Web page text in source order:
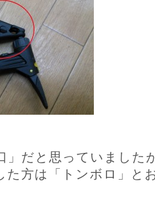
」だと思っていました
た方は「トンボロ」と